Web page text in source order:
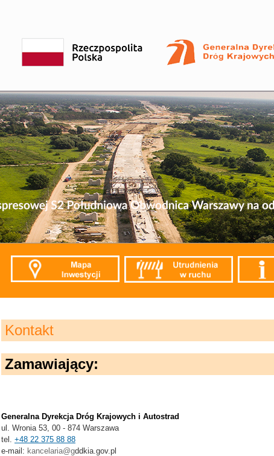
Kontakt
Zamawiający:
Generalna Dyrekcja Dróg Krajowych i Autostrad
ul. Wronia 53, 00 - 874 Warszawa
tel. +48 22 375 88 88
e-mail: kancelaria@gddkia.gov.pl